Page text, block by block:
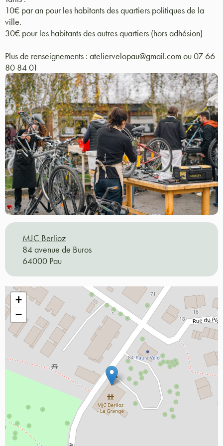
10€ par an pour les habitants des quartiers politiques de la
ville.
30€ pour les habitants des autres quartiers (hors adhésion)
Plus de renseignements : ateliervelopau@gmail.com ou 07 66
80 84 01
MJC Berlioz
84 avenue de Buros
64000 Pau
+
−